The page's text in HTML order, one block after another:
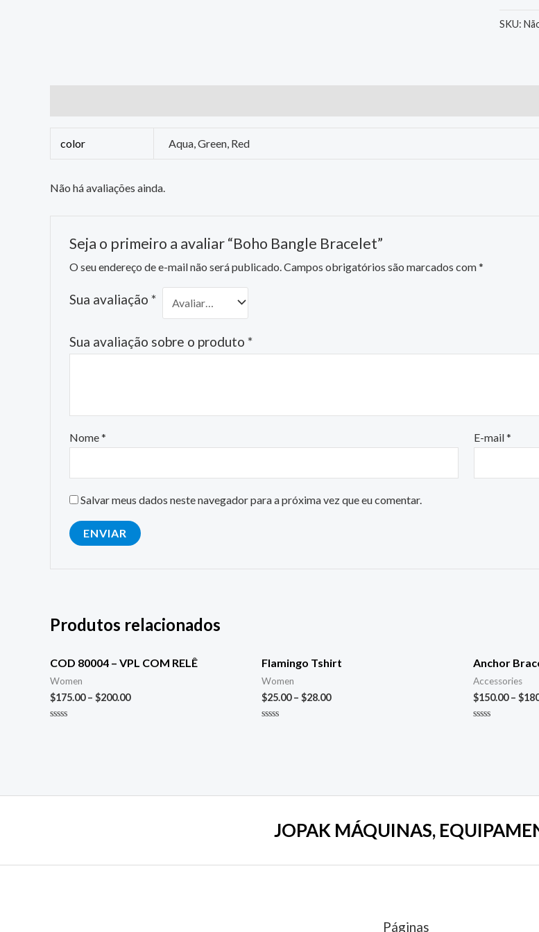
Bracelet
SKU:
color Aqua, Green, Red
Não há avaliações ainda.
Seja o primeiro a avaliar “Boho Bangle Bracelet”
O seu endereço de e-mail não será publicado. Campos obrigatórios são marcados com*
Sua avaliação *
Sua avaliação sobre o produto *
Nome* E-mail*
Salvar meus dados neste navegador para a próxima vez que eu comentar.
Produtos relacionados
COD 80004 – VPL COM RELÊ
Women
$175.00– $200.00
Flamingo Tshirt
Women
$25.00– $28.00
Anchor
Accessories
$150.00– $
JOPAK MÁQUINAS,
Páginas